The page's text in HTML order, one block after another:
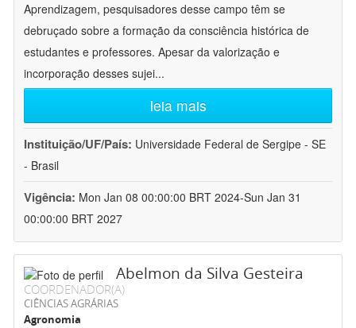
Aprendizagem, pesquisadores desse campo têm se
debruçado sobre a formação da consciência histórica de
estudantes e professores. Apesar da valorização e
incorporação desses sujei...
leia mais
Instituição/UF/País: Universidade Federal de Sergipe - SE
- Brasil
Vigência: Mon Jan 08 00:00:00 BRT 2024-Sun Jan 31
00:00:00 BRT 2027
Abelmon da Silva Gesteira
COORDENADOR(A)
CIÊNCIAS AGRÁRIAS
Agronomia